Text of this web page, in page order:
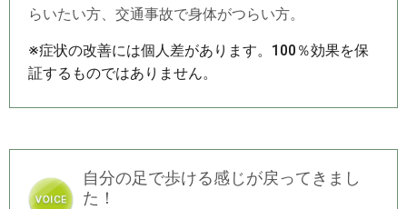
らいたい方、交通事故で身体がつらい方。
※症状の改善には個人差があります。100％効果を保
証するものではありません。
自分の足で歩ける感じが戻ってきまし
た！